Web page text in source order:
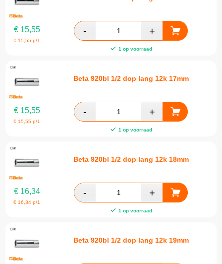
€15,55
€ 15,55 p/1
1 op voorraad
Beta 920bl 1/2 dop lang 12k 17mm
€15,55
€ 15,55 p/1
1 op voorraad
Beta 920bl 1/2 dop lang 12k 18mm
€16,34
€ 16,34 p/1
1 op voorraad
Beta 920bl 1/2 dop lang 12k 19mm